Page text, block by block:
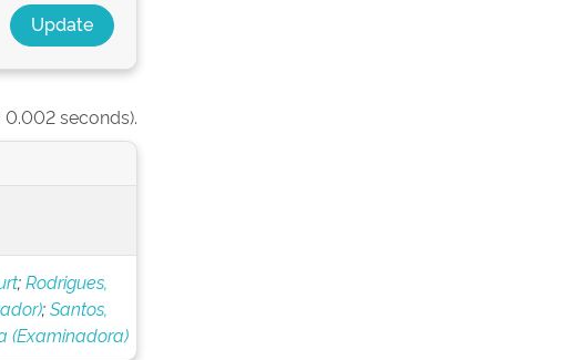
0.002 seconds).
;Rodrigues,
;Santos,
(Examinadora)